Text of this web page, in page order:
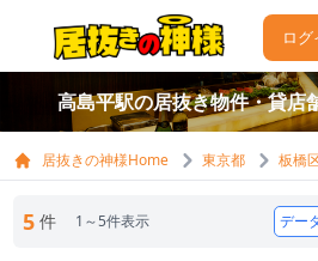
ログ
高島平駅の居抜き物件・貸店
居抜きの神様Home 東京都 板橋
5 件 1～5件表示